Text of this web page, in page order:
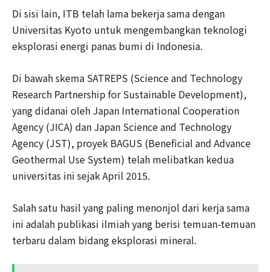
Di sisi lain, ITB telah lama bekerja sama dengan
Universitas Kyoto untuk mengembangkan teknologi
eksplorasi energi panas bumi di Indonesia.
Di bawah skema SATREPS (Science and Technology
Research Partnership for Sustainable Development),
yang didanai oleh Japan International Cooperation
Agency (JICA) dan Japan Science and Technology
Agency (JST), proyek BAGUS (Beneficial and Advance
Geothermal Use System) telah melibatkan kedua
universitas ini sejak April 2015.
Salah satu hasil yang paling menonjol dari kerja sama
ini adalah publikasi ilmiah yang berisi temuan-temuan
terbaru dalam bidang eksplorasi mineral.